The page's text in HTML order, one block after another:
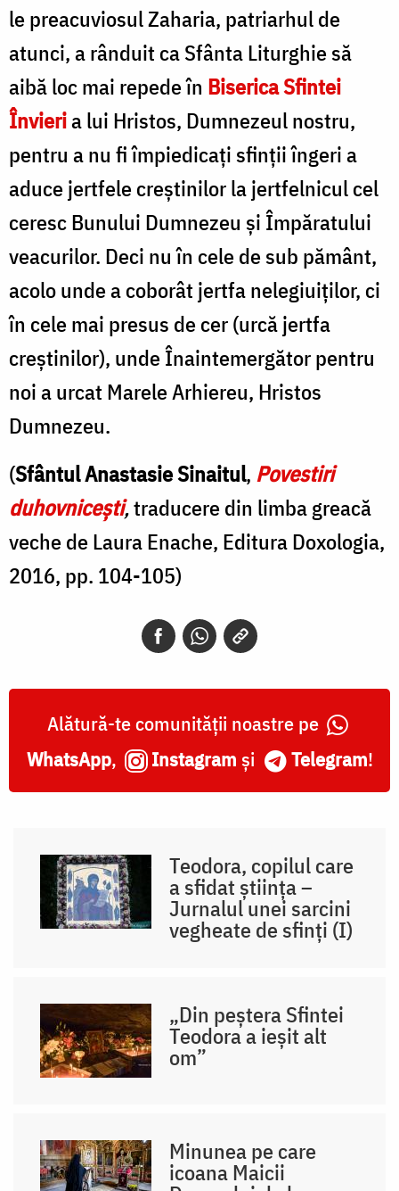
le preacuviosul Zaharia, patriarhul de
atunci, a rânduit ca Sfânta Liturghie să
aibă loc mai repede în Biserica Sfintei
Învieria lui Hristos, Dumnezeul nostru,
pentru a nu fi împiedicaţi sfinţii îngeri a
aduce jertfele creştinilor la jertfelnicul cel
ceresc Bunului Dumnezeu şi Împăratului
veacurilor. Deci nu în cele de sub pământ,
acolo unde a coborât jertfa nelegiuiţilor, ci
în cele mai presus de cer (urcă jertfa
creştinilor), unde Înaintemergător pentru
noi a urcat Marele Arhiereu, Hristos
Dumnezeu.
(Sfântul Anastasie Sinaitul, Povestiri
duhovniceşti,traducere din limba greacă
veche de Laura Enache, Editura Doxologia,
2016, pp. 104-105)
Alătură-te comunității noastre pe
WhatsApp, Instagram și Telegram!
Teodora, copilul care
a sfidat știința –
Jurnalul unei sarcini
vegheate de sfinți (I)
„Din peștera Sfintei
Teodora a ieșit alt
om”
Minunea pe care
icoana Maicii